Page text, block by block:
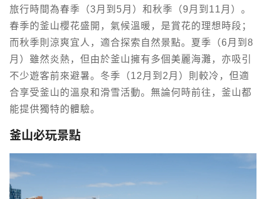
旅行時間為春季（3月到5月）和秋季（9月到11月）。
春季的釜山櫻花盛開，氣候溫暖，是賞花的理想時段；
而秋季則涼爽宜人，適合探索自然景點。夏季（6月到8
月）雖然炎熱，但由於釜山擁有多個美麗海灘，亦吸引
不少遊客前來避暑。冬季（12月到2月）則較冷，但適
合享受釜山的溫泉和滑雪活動。無論何時前往，釜山都
能提供獨特的體驗。
釜山必玩景點